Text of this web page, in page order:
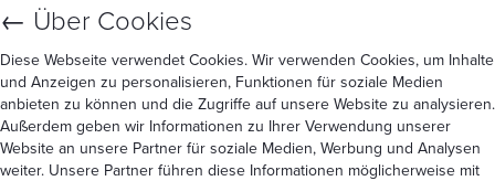
← Über Cookies
Diese Webseite verwendet Cookies. Wir verwenden Cookies, um Inhalte
und Anzeigen zu personalisieren, Funktionen für soziale Medien
anbieten zu können und die Zugriffe auf unsere Website zu analysieren.
Außerdem geben wir Informationen zu Ihrer Verwendung unserer
Website an unsere Partner für soziale Medien, Werbung und Analysen
weiter. Unsere Partner führen diese Informationen möglicherweise mit